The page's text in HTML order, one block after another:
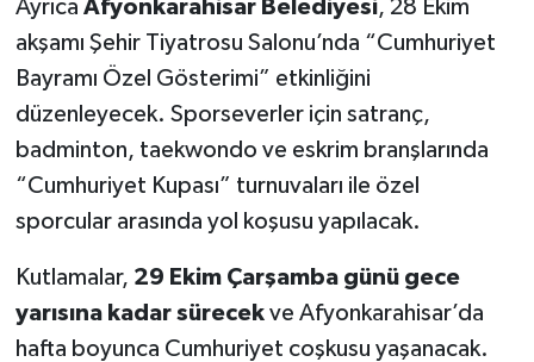
Ayrıca Afyonkarahisar Belediyesi, 28 Ekim
akşamı Şehir Tiyatrosu Salonu’nda “Cumhuriyet
Bayramı Özel Gösterimi” etkinliğini
düzenleyecek. Sporseverler için satranç,
badminton, taekwondo ve eskrim branşlarında
“Cumhuriyet Kupası” turnuvaları ile özel
sporcular arasında yol koşusu yapılacak.
Kutlamalar, 29 Ekim Çarşamba günü gece
yarısına kadar sürecekve Afyonkarahisar’da
hafta boyunca Cumhuriyet coşkusu yaşanacak.